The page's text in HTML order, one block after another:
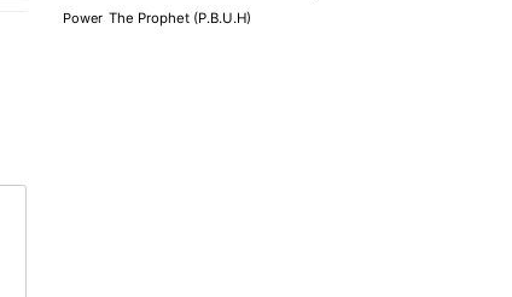
Power The Prophet (P.B.U.H)